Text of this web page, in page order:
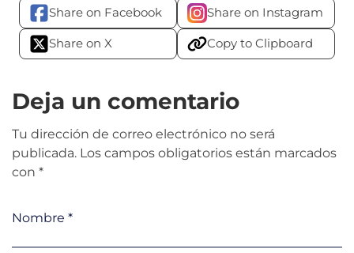
Share on Facebook Share on Instagram
Share on X Copy to Clipboard
Deja un comentario
Tu dirección de correo electrónico no será
publicada. Los campos obligatorios están marcados
con *
Nombre *